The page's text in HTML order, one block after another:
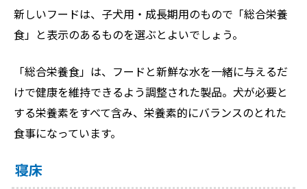
新しいフードは、子犬用・成長期用のもので「総合栄養
食」と表示のあるものを選ぶとよいでしょう。
「総合栄養食」は、フードと新鮮な水を一緒に与えるだ
けで健康を維持できるよう調整された製品。犬が必要と
する栄養素をすべて含み、栄養素的にバランスのとれた
食事になっています。
寝床